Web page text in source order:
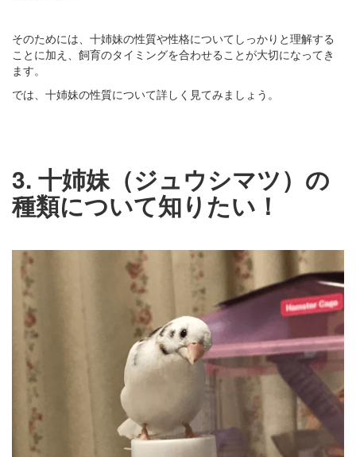
そのためには、十姉妹の性質や性格についてしっかりと理解する
ことに加え、飼育のタイミングを合わせることが大切になってき
ます。
では、十姉妹の性質について詳しく見てみましょう。
3. 十姉妹（ジュウシマツ）の
種類について知りたい！